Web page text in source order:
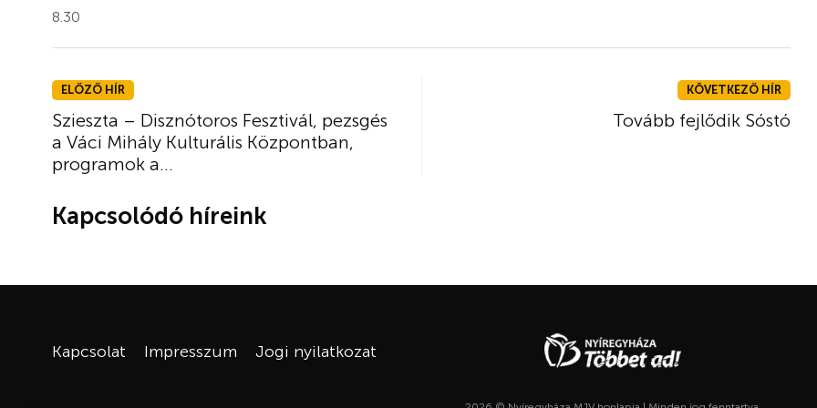
8.30
ELŐZŐ HÍR
Szieszta – Disznótoros Fesztivál, pezsgés
a Váci Mihály Kulturális Központban,
programok a...
KÖVETKEZŐ HÍR
Tovább fejlődik Sóstó
Kapcsolódó híreink
Kapcsolat Impresszum Jogi nyilatkozat